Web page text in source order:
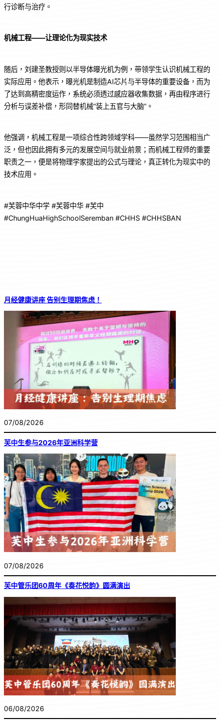
行诊断与治疗。
机械工程——让理论化为现实技术
随后，刘建圣教授则以半导体曝光机为例，带领学生认识机械工程的
实际应用。他表示，曝光机是制造AI芯片与半导体的重要设备，而为
了达到高精密度运作，系统必须透过感应器收集数据，再由程序进行
分析与误差补偿，形同替机械“装上五官与大脑”。
他强调，机械工程是一项综合性跨领域学科——虽然学习范围相当广
泛，但也因此拥有多元的发展空间与就业前景；而机械工程师的重要
职责之一，便是将物理学家提出的公式与理论，真正转化为现实中的
技术应用。
#芙蓉中华中学 #芙蓉中华 #芙中
#ChungHuaHighSchoolSeremban #CHHS #CHHSBAN
月经健康讲座 告别生理期焦虑！
07/08/2026
芙中生参与2026年亚洲科学营
07/08/2026
芙中管乐团60周年《奏花悦韵》圆满演出
06/08/2026